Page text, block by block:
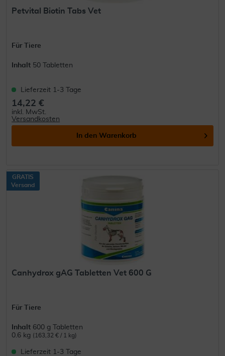
Petvital Biotin Tabs Vet
Für Tiere
Inhalt 50 Tabletten
Lieferzeit 1-3 Tage
14,22 €
inkl. MwSt.
Versandkosten
In den Warenkorb
GRATIS
Versand
Canhydrox gAG Tabletten Vet 600 G
Für Tiere
Inhalt 600 g Tabletten
0.6 kg (163,32 € / 1 kg)
Lieferzeit 1-3 Tage